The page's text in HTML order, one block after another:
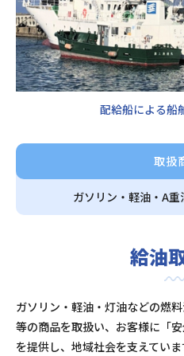
配給船による船
取扱
ガソリン・軽油・A
給油
ガソリン・軽油・灯油などの燃
等の商品を取扱い、お客様に「
を提供し、地域社会を支えていま